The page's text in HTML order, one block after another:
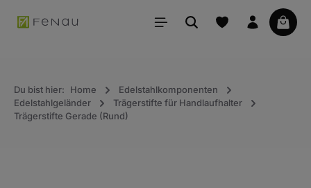
springen
Du bist hier: Home
Edelstahlkomponenten
Edelstahlgeländer
Trägerstifte für Handlaufhalter
Trägerstifte Gerade (Rund)